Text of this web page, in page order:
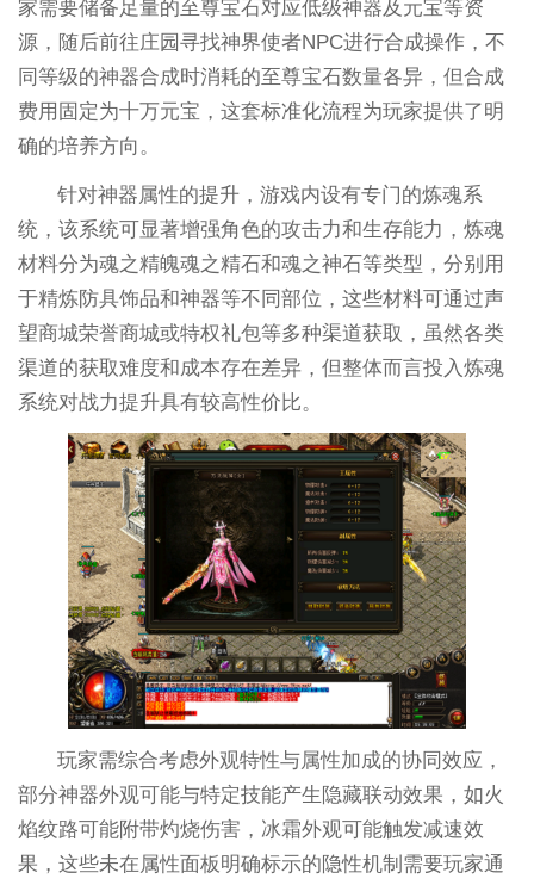
家需要储备足量的至尊宝石对应低级神器及元宝等资
源，随后前往庄园寻找神界使者NPC进行合成操作，不
同等级的神器合成时消耗的至尊宝石数量各异，但合成
费用固定为十万元宝，这套标准化流程为玩家提供了明
确的培养方向。
针对神器属性的提升，游戏内设有专门的炼魂系
统，该系统可显著增强角色的攻击力和生存能力，炼魂
材料分为魂之精魄魂之精石和魂之神石等类型，分别用
于精炼防具饰品和神器等不同部位，这些材料可通过声
望商城荣誉商城或特权礼包等多种渠道获取，虽然各类
渠道的获取难度和成本存在差异，但整体而言投入炼魂
系统对战力提升具有较高性价比。
玩家需综合考虑外观特性与属性加成的协同效应，
部分神器外观可能与特定技能产生隐藏联动效果，如火
焰纹路可能附带灼烧伤害，冰霜外观可能触发减速效
果，这些未在属性面板明确标示的隐性机制需要玩家通